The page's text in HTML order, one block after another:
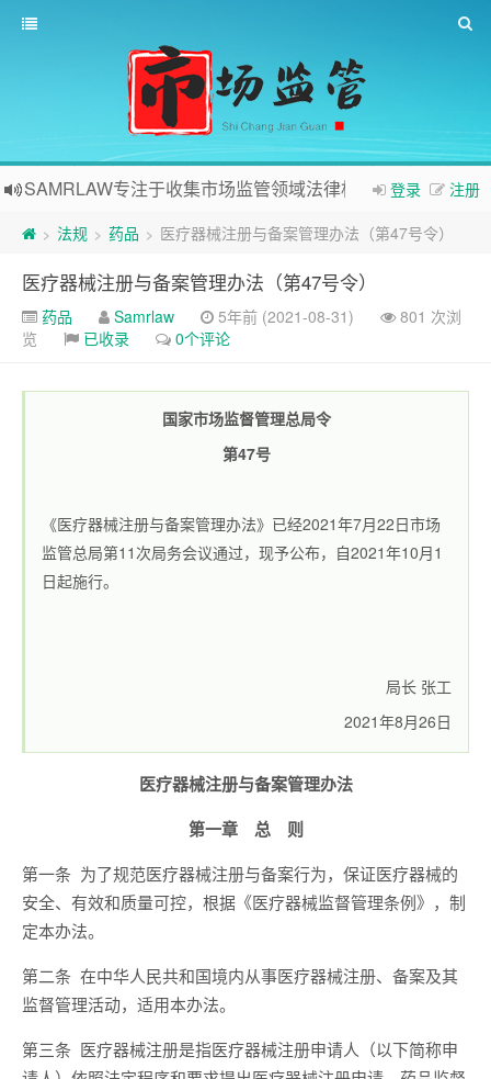
登录 注册
SAMRLAW专注于收集市场监管领域法律相关内容
> 法规 > 药品 > 医疗器械注册与备案管理办法（第47号令）
医疗器械注册与备案管理办法（第47号令）
药品 Samrlaw 5年前 (2021-08-31)
801 次浏
览
已收录 0个评论
国家市场监督管理总局令
第47号
《医疗器械注册与备案管理办法》已经2021年7月22日市场
监管总局第11次局务会议通过，现予公布，自2021年10月1
日起施行。
局长 张工
2021年8月26日
医疗器械注册与备案管理办法
第一章 总 则
第一条 为了规范医疗器械注册与备案行为，保证医疗器械的
安全、有效和质量可控，根据《医疗器械监督管理条例》，制
定本办法。
第二条 在中华人民共和国境内从事医疗器械注册、备案及其
监督管理活动，适用本办法。
第三条 医疗器械注册是指医疗器械注册申请人（以下简称申